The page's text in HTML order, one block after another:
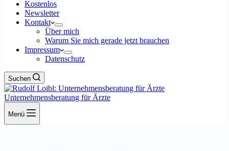
Kostenlos
Newsletter
Kontakt
Über mich
Warum Sie mich gerade jetzt brauchen
Impressum
Datenschutz
Suchen
Unternehmensberatung für Ärzte
Menü